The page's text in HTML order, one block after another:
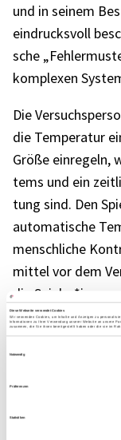
Diese Webseite verwendet Cookies
Wir verwenden Cookies, um Inhalte und Anzeigen zu
Informationen zu Ihrer Verwendung unserer Website an unsere
zusammen, die Sie ihnen bereitgestellt haben oder die sie im
Notwendig
Präferenzen
Statistiken
und in seinem
eindrucks­voll
sche
komple­xen
Die
die Tempe­ra­tur
Größe einre­geln,
tems und ein
tung sind. Den
auto­ma­ti­sche
mensch­li­che
mit­tel vor dem
die Spieler*innen
stel­lun­gen
sie die
Stell­rad-
Feed­backs